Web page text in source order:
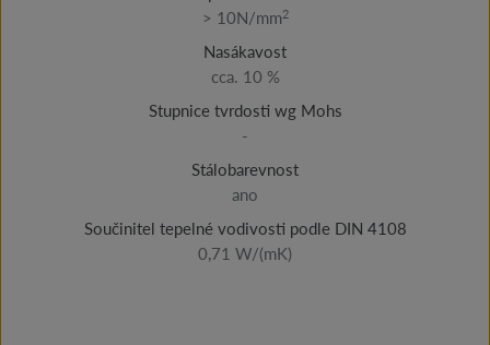
> 10N/mm2
Nasákavost
cca. 10 %
Stupnice tvrdosti wg Mohs
-
Stálobarevnost
ano
Součinitel tepelné vodivosti podle DIN 4108
0,71 W/(mK)